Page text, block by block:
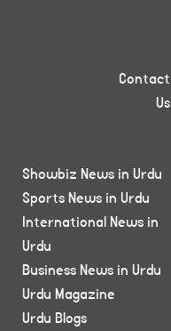
Contact
Us
Showbiz News in Urdu
Sports News in Urdu
International News in
Urdu
Business News in Urdu
Urdu Magazine
Urdu Blogs